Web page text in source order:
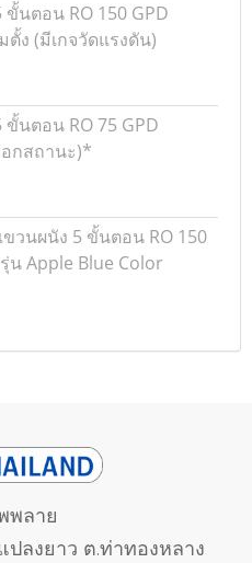
ขั้นตอน RO 150 GPD
ตั้ง (มีเกจวัดแรงดัน)
ขั้นตอน RO 75 GPD
กสถานะ)*
วนผนัง 5 ขั้นตอน RO 150
น Apple Blue Color
ลาย
ปลงยาว ต.ท่าทองหลาง